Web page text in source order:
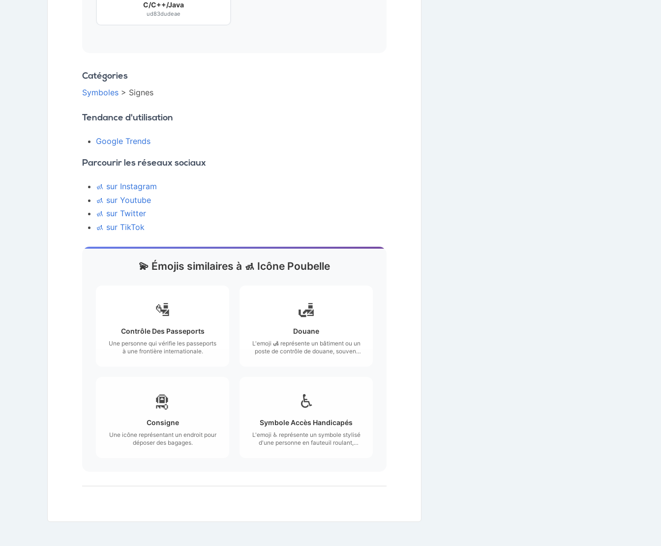
C/C++/Java
ud83dudeae
Catégories
Symboles > Signes
Tendance d'utilisation
Google Trends
Parcourir les réseaux sociaux
🚮 sur Instagram
🚮 sur Youtube
🚮 sur Twitter
🚮 sur TikTok
💫 Émojis similaires à 🚮 Icône Poubelle
🛂
Contrôle Des Passeports
Une personne qui vérifie les passeports
à une frontière internationale.
🛃
Douane
L'emoji 🛃 représente un bâtiment ou un
poste de contrôle de douane, souvent
🛅
Consigne
Une icône représentant un endroit pour
déposer des bagages.
♿
Symbole Accès Handicapés
L'emoji ♿ représente un symbole stylisé
d'une personne en fauteuil roulant,